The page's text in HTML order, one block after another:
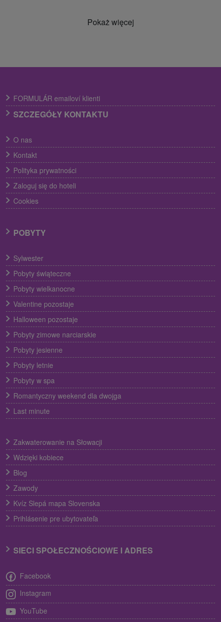
Pokaż więcej
FORMULÁR emailoví klienti
SZCZEGÓŁY KONTAKTU
O nas
Kontakt
Polityka prywatności
Zaloguj się do hoteli
Cookies
POBYTY
Sylwester
Pobyty świąteczne
Pobyty wielkanocne
Valentine pozostaje
Halloween pozostaje
Pobyty zimowe narciarskie
Pobyty jesienne
Pobyty letnie
Pobyty w spa
Romantyczny weekend dla dwojga
Last minute
Zakwaterowanie na Słowacji
Wdzięki kobiece
Blog
Zawody
Kvíz Slepá mapa Slovenska
Prihlásenie pre ubytovateľa
SIECI SPOŁECZNOŚCIOWE I ADRES
Facebook
Instagram
YouTube